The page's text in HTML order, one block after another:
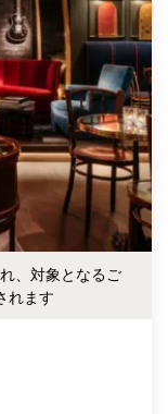
、対象となるご
れます